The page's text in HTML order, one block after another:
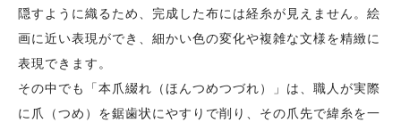
隠すように織るため、完成した布には経糸が見えません。絵
画に近い表現ができ、細かい色の変化や複雑な文様を精緻に
表現できます。
その中でも「本爪綴れ（ほんつめつづれ）」は、職人が実際
に爪（つめ）を鋸歯状にやすりで削り、その爪先で緯糸を一